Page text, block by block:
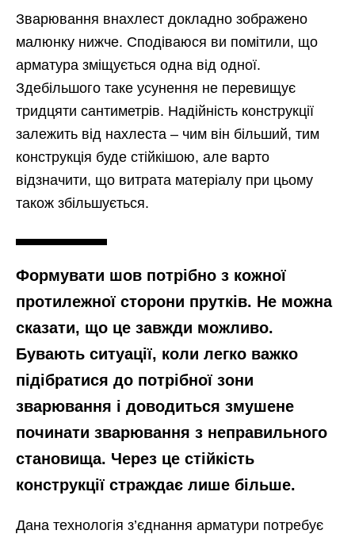
Зварювання внахлест докладно зображено
малюнку нижче. Сподіваюся ви помітили, що
арматура зміщується одна від одної.
Здебільшого таке усунення не перевищує
тридцяти сантиметрів. Надійність конструкції
залежить від нахлеста – чим він більший, тим
конструкція буде стійкішою, але варто
відзначити, що витрата матеріалу при цьому
також збільшується.
Формувати шов потрібно з кожної
протилежної сторони прутків. Не можна
сказати, що це завжди можливо.
Бувають ситуації, коли легко важко
підібратися до потрібної зони
зварювання і доводиться змушене
починати зварювання з неправильного
становища. Через це стійкість
конструкції страждає лише більше.
Дана технологія з’єднання арматури потребує